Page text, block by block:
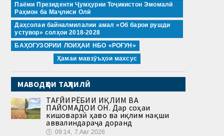
Паёми Президенти Ҷумҳурии Тоҷикистон Эмомалӣ
Раҳмон ба Маҷлиси Олӣ
Даҳсолаи байналмилалии амал «Об барои рушди
устувор» солҳои 2018-2028
БАҲОГУЗОРИИ ЛОИҲАИ НБО «РОҒУН»
Ҳамаи мавзӯъҳои махсус
МАВОДҲОИ ТАҲЛИЛӢ
ТАҒЙИРЁБИИ ИҚЛИМ ВА
ПАЙОМАДҲОИ ОН. Дар соҳаи
кишоварзӣ ҳаво ва иқлим нақши
аввалиндараҷа доранд
🕔 09:14, 7.Авг 2026